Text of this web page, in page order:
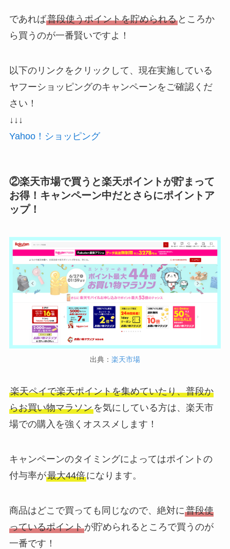
であれば普段使うポイントを貯められるところか
ら買うのが一番賢いですよ！
以下のリンクをクリックして、現在実施している
ヤフーショッピングのキャンペーンをご確認くだ
さい！
↓↓↓
Yahoo！ショッピング
②楽天市場で買うと楽天ポイントが貯まって
お得！キャンペーン中だとさらにポイントア
ップ！
出典： 楽天市場
楽天ペイで楽天ポイントを集めていたり、普段か
らお買い物マラソンを気にしている方は、楽天市
場での購入を強くオススメします！
キャンペーンのタイミングによってはポイントの
付与率が最大44倍になります。
商品はどこで買っても同じなので、絶対に普段使
っているポイントが貯められるところで買うのが
一番です！